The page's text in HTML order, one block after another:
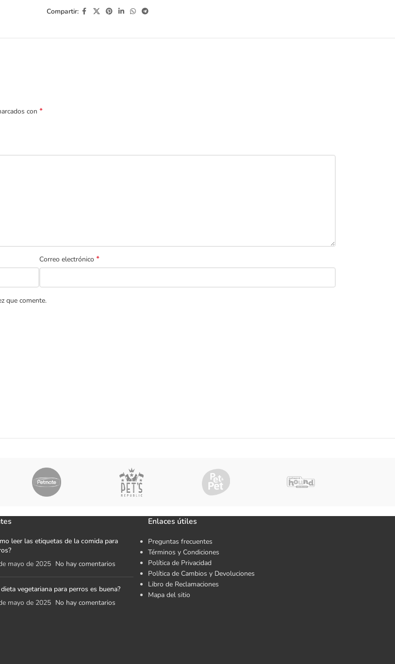
Compartir:
con *
Correo electrónico *
que comente.
leer las etiquetas de la comida para
mayo de 2025 No hay comentarios
dieta vegetariana para perros es buena?
mayo de 2025 No hay comentarios
Enlaces útiles
Preguntas frecuentes
Términos y Condiciones
Política de Privacidad
Política de Cambios y Devoluciones
Libro de Reclamaciones
Mapa del sitio